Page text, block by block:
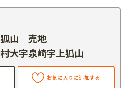
狐山 売地
大字泉崎字上狐山
お気に入りに追加する